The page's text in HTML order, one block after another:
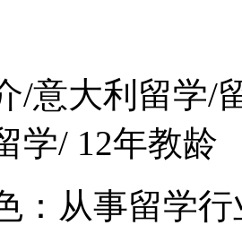
/意大利留学/
学/ 12年教龄
：从事留学